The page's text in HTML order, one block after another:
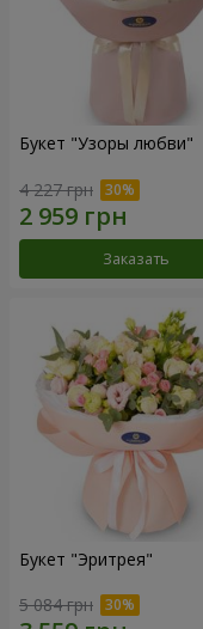
Букет "Узоры любви"
4 227 грн
Заказать
Букет "Эритрея"
5 084 грн